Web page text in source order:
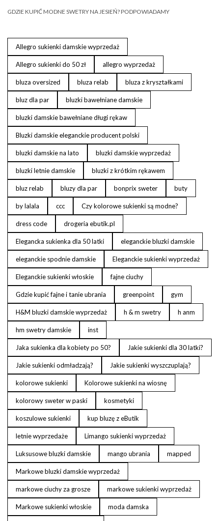
GDZIE KUPIĆ MODNE SWETRY NA JESIEŃ? PODPOWIADAMY
Allegro sukienki damskie wyprzedaż
Allegro sukienki do 50 zł allegro wyprzedaż
bluza oversized bluza relab bluza z kryształkami
bluz dla par bluzki bawełniane damskie
bluzki damskie bawełniane długi rękaw
Bluzki damskie eleganckie producent polski
bluzki damskie na lato bluzki damskie wyprzedaż
bluzki letnie damskie bluzki z krótkim rękawem
bluz relab bluzy dla par bonprix sweter buty
by lalala ccc Czy kolorowe sukienki są modne?
dress code drogeria ebutik.pl
Elegancka sukienka dla 50 latki eleganckie bluzki damskie
eleganckie spodnie damskie Eleganckie sukienki wyprzedaż
Eleganckie sukienki włoskie fajne ciuchy
Gdzie kupić fajne i tanie ubrania greenpoint gym
H&M bluzki damskie wyprzedaż h & m swetry h anm
hm swetry damskie inst
Jaka sukienka dla kobiety po 50? Jakie sukienki dla 30 latki?
Jakie sukienki odmładzają? Jakie sukienki wyszczuplają?
kolorowe sukienki Kolorowe sukienki na wiosnę
kolorowy sweter w paski kosmetyki
koszulowe sukienki kup bluzę z eButik
letnie wyprzedaże Limango sukienki wyprzedaż
Luksusowe bluzki damskie mango ubrania mapped
Markowe bluzki damskie wyprzedaż
markowe ciuchy za grosze markowe sukienki wyprzedaż
Markowe sukienki włoskie moda damska